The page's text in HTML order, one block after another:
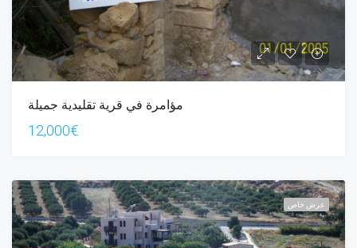
مؤامرة في قرية تقليدية جميلة
12,000€
عرض خاص